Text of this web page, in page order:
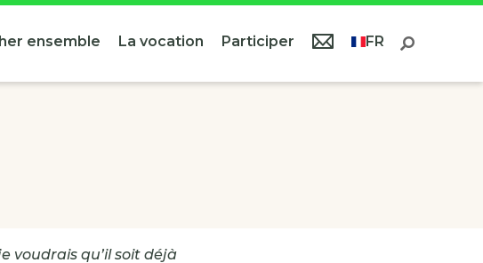
ensemble La vocation Participer FR
voudrais qu’il soit déjà